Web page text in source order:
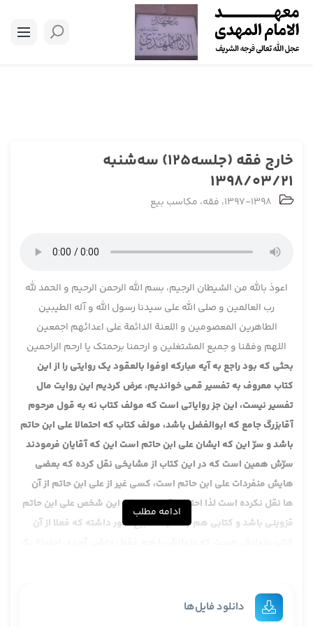
خارج فقه (جلسه125) سه‌شنبه
1398/03/21
1397-1398، فقه، مکاسب بیع
اعوذ بالله من الشیطان الرجیم، بسم الله الرحمن الرحیم و الحمد لله
رب العالمین و صلی الله علی سیدنا رسول الله و آله الطیبین
الطاهرین المعصومین و اللعنة الدائمة علی اعدائهم اجمعین
اللهم وفقنا و جمیع المشتغلین و ارحمنا برحمتک یا ارحم الراحمین
بحثی که بود راجع به آیه مبارکه اوفوا بالعقود یک روایتی را از این
کتاب معروف به تفسیر قمی خواندیم، عرض کردیم این روایت مال
تفسیر نیست، این جز روایاتی است که مولف کتاب نه به قول مرحوم
آقابزرگ جامع که ابوالفضل باشد، مولف کتاب که احتمالا علی ابن حاتم
باشد و سرّ این که ایشان علی ابن حاتم است این که آقایان فرمودند
سرّش همین است که در این کتاب از مشایخی نقل کرده که بعضی
هایش منفردات علی ابن حاتم است، کسی غیر از علی ابن حاتم از آن
ها نقل نکرده است لذا احتمال قوی دارد که این شخص علی ابن حاتم
قزوینی باشد و کتابی هم به نام مصابیح النور داشته که فعلا از آن
مغربی ایشان هم یک تفسیری دارد به نام المصابیح که شبیه همین
هست، البته آن تفسیرش با این فرق می کند، نکات خاصی هم تفسیر
ادامه مطلب
دانلود فایل‌ها